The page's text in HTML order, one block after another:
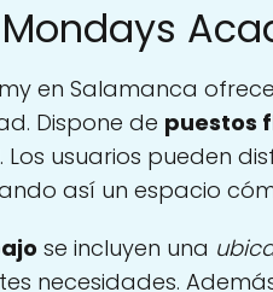
en Salamanca
Dispone de puestos
. Los usuarios pueden
así un espacio
se incluyen una
necesidades.